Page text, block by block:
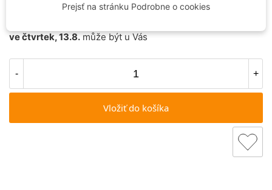
Skladom - ihneď k odoslaniu
ve čtvrtek, 13.8.může být u Vás
- +
Vložiť do košíka
Prejsť na stránku Podrobne o cookies